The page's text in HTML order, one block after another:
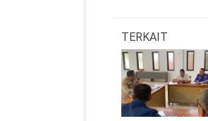
TERKAIT